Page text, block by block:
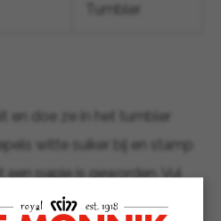
Tumbler
en doe ze in het tumbler
witte suiker bij en stamp
papje is geworden. Vul
met crushed ijs en schenk